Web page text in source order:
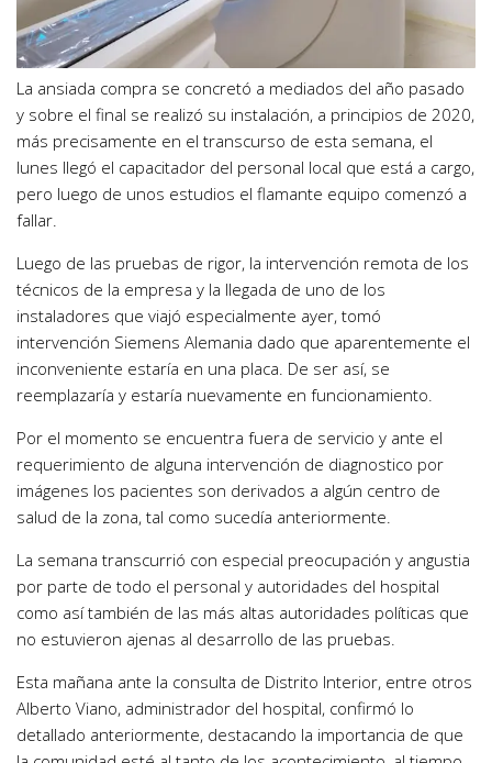
La ansiada compra se concretó a mediados del año pasado
y sobre el final se realizó su instalación, a principios de 2020,
más precisamente en el transcurso de esta semana, el
lunes llegó el capacitador del personal local que está a cargo,
pero luego de unos estudios el flamante equipo comenzó a
fallar.
Luego de las pruebas de rigor, la intervención remota de los
técnicos de la empresa y la llegada de uno de los
instaladores que viajó especialmente ayer, tomó
intervención Siemens Alemania dado que aparentemente el
inconveniente estaría en una placa. De ser así, se
reemplazaría y estaría nuevamente en funcionamiento.
Por el momento se encuentra fuera de servicio y ante el
requerimiento de alguna intervención de diagnostico por
imágenes los pacientes son derivados a algún centro de
salud de la zona, tal como sucedía anteriormente.
La semana transcurrió con especial preocupación y angustia
por parte de todo el personal y autoridades del hospital
como así también de las más altas autoridades políticas que
no estuvieron ajenas al desarrollo de las pruebas.
Esta mañana ante la consulta de Distrito Interior, entre otros
Alberto Viano, administrador del hospital, confirmó lo
detallado anteriormente, destacando la importancia de que